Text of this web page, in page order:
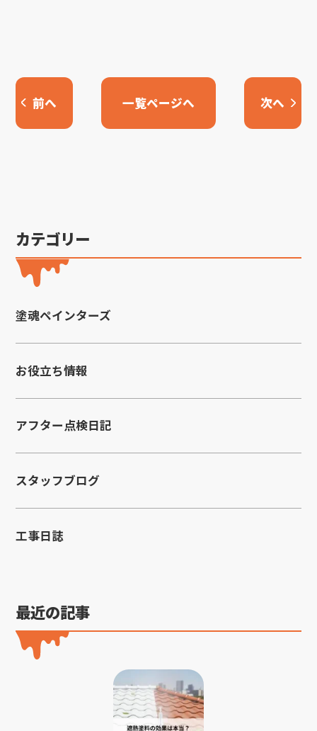
前へ 一覧ページへ 次へ
カテゴリー
塗魂ペインターズ
お役立ち情報
アフター点検日記
スタッフブログ
工事日誌
最近の記事